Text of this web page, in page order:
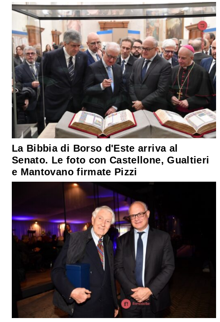
La Bibbia di Borso d'Este arriva al
Senato. Le foto con Castellone, Gualtieri
e Mantovano firmate Pizzi